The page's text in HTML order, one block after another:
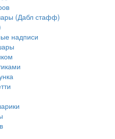
(Дабл стафф)
надписи